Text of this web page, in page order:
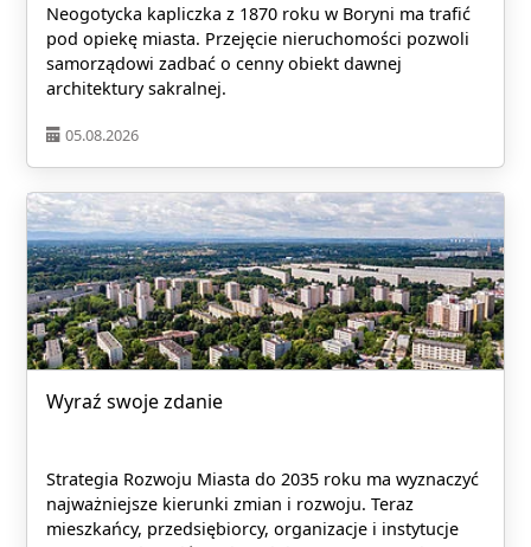
Neogotycka kapliczka z 1870 roku w Boryni ma trafić
pod opiekę miasta. Przejęcie nieruchomości pozwoli
samorządowi zadbać o cenny obiekt dawnej
architektury sakralnej.
05.08.2026
Wyraź swoje zdanie
Strategia Rozwoju Miasta do 2035 roku ma wyznaczyć
najważniejsze kierunki zmian i rozwoju. Teraz
mieszkańcy, przedsiębiorcy, organizacje i instytucje